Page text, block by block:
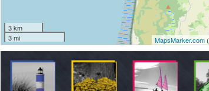
3 km
3 mi
MapsMarker.com(